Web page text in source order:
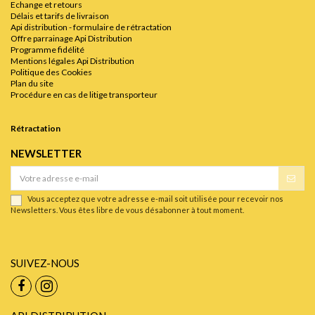
Echange et retours
Délais et tarifs de livraison
Api distribution - formulaire de rétractation
Offre parrainage Api Distribution
Programme fidélité
Mentions légales Api Distribution
Politique des Cookies
Plan du site
Procédure en cas de litige transporteur
Rétractation
NEWSLETTER
Vous acceptez que votre adresse e-mail soit utilisée pour recevoir nos
Newsletters. Vous êtes libre de vous désabonner à tout moment.
SUIVEZ-NOUS